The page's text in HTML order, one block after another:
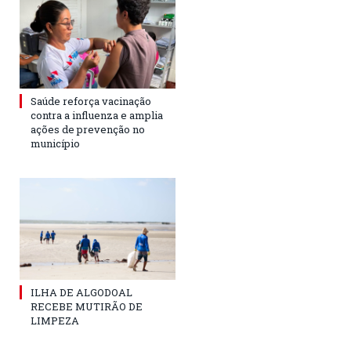
Saúde reforça vacinação
contra a influenza e amplia
ações de prevenção no
município
ILHA DE ALGODOAL
RECEBE MUTIRÃO DE
LIMPEZA